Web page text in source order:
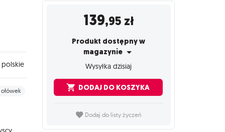
139,95 zł
Produkt dostępny w
magazynie
Wysyłka dzisiaj
DODAJ DO KOSZYKA
Dodaj do listy życzeń